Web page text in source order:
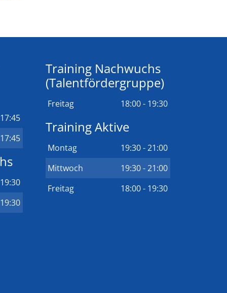
Training Nachwuchs
(Talentfördergruppe)
Freitag 18:00 - 19:30
Training Aktive
Montag
19:30 - 21:00
Mittwoch
19:30 - 21:00
Freitag
18:00 - 19:30